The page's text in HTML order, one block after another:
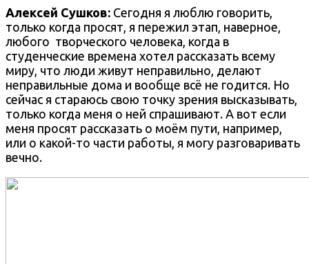
Алексей Сушков: Сегодня я люблю говорить,
только когда просят, я пережил этап, наверное,
любого творческого человека, когда в
студенческие времена хотел рассказать всему
миру, что люди живут неправильно, делают
неправильные дома и вообще всё не годится. Но
сейчас я стараюсь свою точку зрения высказывать,
только когда меня о ней спрашивают. А вот если
меня просят рассказать о моём пути, например,
или о какой-то части работы, я могу разговаривать
вечно.